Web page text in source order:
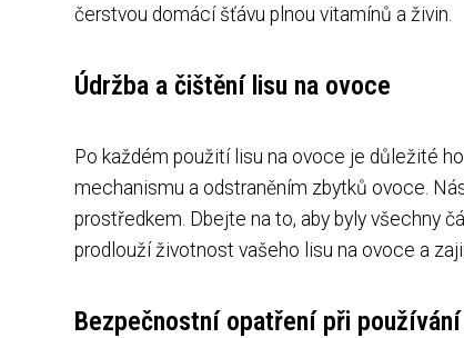
čerstvou domácí šťávu plnou vitamínů a živin.
Údržba a čištění lisu na ovoce
Po každém použití lisu na ovoce je důležité
mechanismu a odstraněním zbytků ovoce.
prostředkem. Dbejte na to, aby byly všechny
prodlouží životnost vašeho lisu na ovoce a
Bezpečnostní opatření při